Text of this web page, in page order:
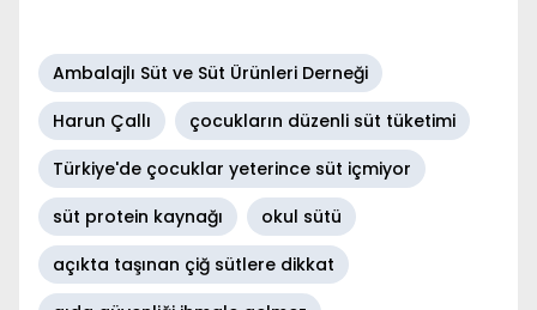
Ambalajlı Süt ve Süt Ürünleri Derneği
Harun Çallı
çocukların düzenli süt tüketimi
Türkiye'de çocuklar yeterince süt içmiyor
süt protein kaynağı
okul sütü
açıkta taşınan çiğ sütlere dikkat